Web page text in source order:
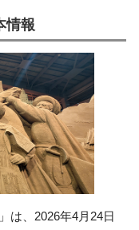
情報
は、2026年4月24日